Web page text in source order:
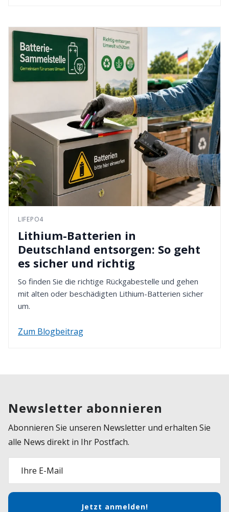
LIFEPO4
Lithium-Batterien in
Deutschland entsorgen: So geht
es sicher und richtig
So finden Sie die richtige Rückgabestelle und gehen
mit alten oder beschädigten Lithium-Batterien sicher
um.
Zum Blogbeitrag
Newsletter abonnieren
Abonnieren Sie unseren Newsletter und erhalten Sie
alle News direkt in Ihr Postfach.
Ihre E-Mail
Jetzt anmelden!